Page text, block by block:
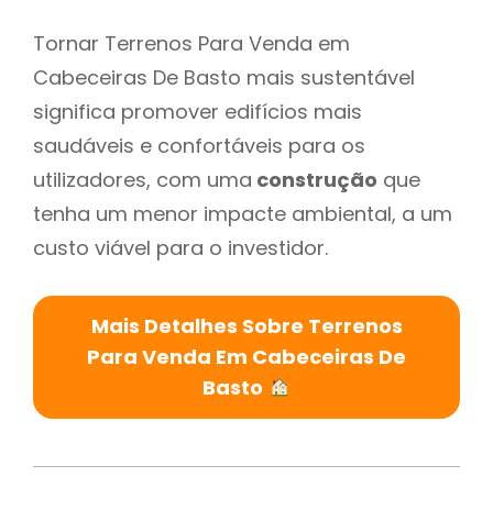
Tornar Terrenos Para Venda em
Cabeceiras De Basto mais sustentável
significa promover edifícios mais
saudáveis e confortáveis para os
utilizadores, com uma construção que
tenha um menor impacte ambiental, a um
custo viável para o investidor.
Mais Detalhes Sobre Terrenos
Para Venda Em Cabeceiras De
Basto